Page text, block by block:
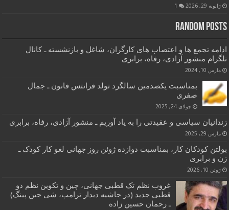
ژانویه 29, 2026 1
Random Posts
ادامه تجمع ها و اعتصاب های کارگران، شاغل و بازنشسته ـ کانال
تلگرام منشور آزادی، رفاه، برابری
مارس 10, 2024
بمناسبت یکصدمین سالگرد تولد فرانتس فانون ـ جمال
صفری
جولای 24, 2025
زندانیان سیاسی و عقیدتی را به یاد آوریم ـ منشور آزادی، رفاه، برابری
مارس 29, 2025
بولتن کودکان کار، بمناسبت دوازده ژوئن روز جهانی لغو کار کودک ـ
زن و برابری
ژوئن 10, 2026
غروب نظم تک قطبی جهانی، چین و تکوین نظم دو
قطبی جدید (در حاشیه دیدار ترامپ، شی جین پینگ)
ـ رحمان حسین زاده